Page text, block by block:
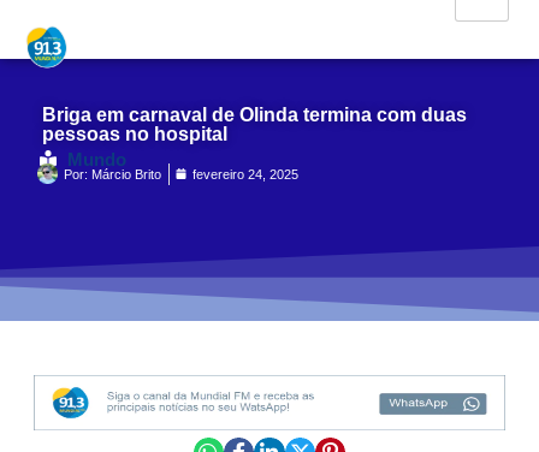
Briga em carnaval de Olinda termina com duas
pessoas no hospital
Mundo
Por: Márcio Brito fevereiro 24, 2025